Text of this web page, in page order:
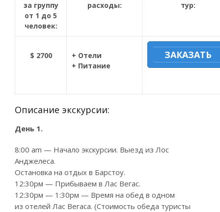
за группу
от 1 до 5
человек:
расходы:
тур:
$ 2700
+ Отели
+ Питание
ЗАКАЗАТЬ
Описание экскурсии:
День 1.
8:00 am — Начало экскурсии. Выезд из Лос
Анджелеса.
Остановка на отдых в Барстоу.
12:30рм — Прибываем в Лас Вегас.
12:30рм — 1:30рм — Время на обед в одном
из отелей Лас Вегаса. (Стоимость обеда туристы